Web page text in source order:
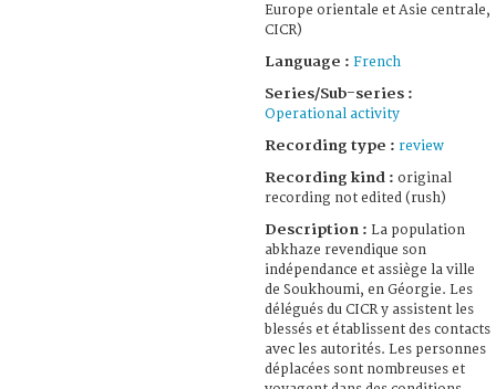
Europe orientale et Asie centrale,
CICR)
Language : French
Series/Sub-series :
Operational activity
Recording type : review
Recording kind : original
recording not edited (rush)
Description : La population
abkhaze revendique son
indépendance et assiège la ville
de Soukhoumi, en Géorgie. Les
délégués du CICR y assistent les
blessés et établissent des contacts
avec les autorités. Les personnes
déplacées sont nombreuses et